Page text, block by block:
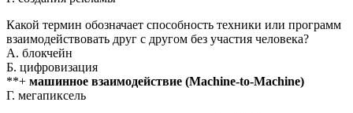
Какой термин обозначает способность техники или программ
взаимодействовать друг с другом без участия человека?
А. блокчейн
Б. цифровизация
**+ машинное взаимодействие (Machine-to-Machine)
Г. мегапиксель